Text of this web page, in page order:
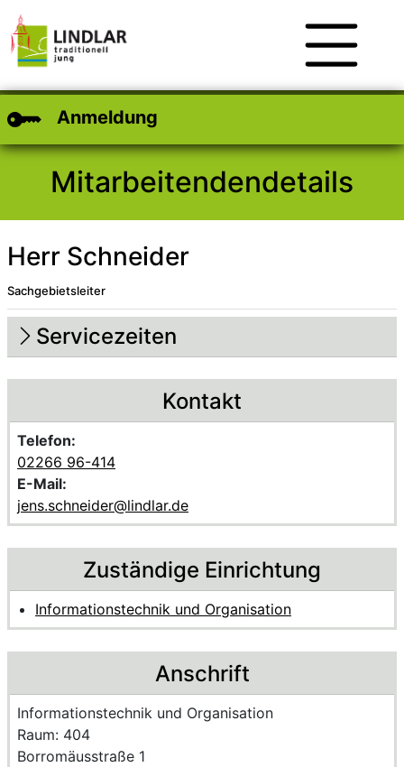
Anmeldung
Mitarbeitendendetails
Herr Schneider
Sachgebietsleiter
Beschreibung
Beschreibung Intern
Servicezeiten
Kontakt
Telefon:
02266 96-414
E-Mail:
jens.schneider@lindlar.de
Zuständige Einrichtung
Informationstechnik und Organisation
Anschrift
Name der Einrichtung:
Informationstechnik und Organisation
Raum des Mitarbeitenden
Raum: 404
Strasse und Hausnummer
Borromäusstraße 1